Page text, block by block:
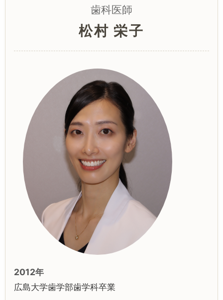
歯科医師
松村 栄子
2012年
広島大学歯学部歯学科卒業